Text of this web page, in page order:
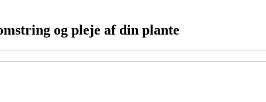
og pleje af din plante